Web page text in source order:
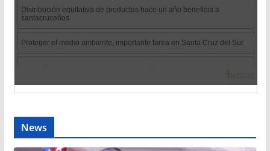
News